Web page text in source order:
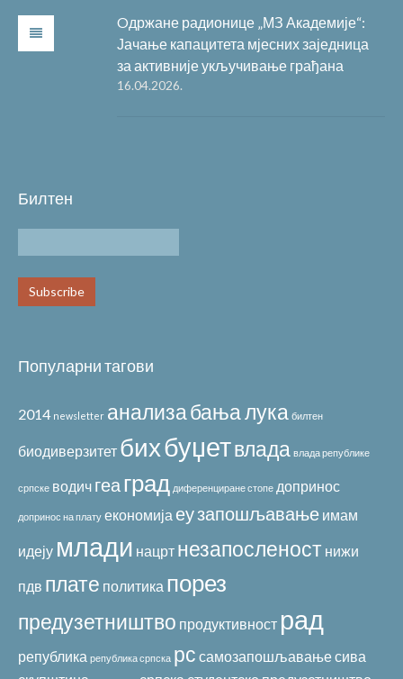
Oдржане радионице „МЗ Академије“:
Јачање капацитета мјесних заједница
за активније укључивање грађана
16.04.2026.
Билтен
Популарни тагови
2014 newsletter анализабања лука билтен
биодиверзитет бихбуџетвлада влада републике
српске водич геаград диференциране стопе допринос
допринос на плату економија еузапошљавање имам
идеју млади нацрт незапосленост нижи
пдв плате политика порез
предузетништво продуктивност рад
република република српска рс самозапошљавањесива